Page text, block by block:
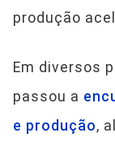
produção
Em diversos
passou a
e produção,